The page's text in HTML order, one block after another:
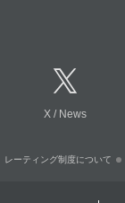
X / News
レーティング制度について